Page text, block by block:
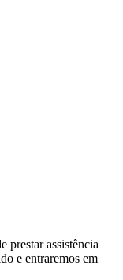
prestar assistência
e entraremos em